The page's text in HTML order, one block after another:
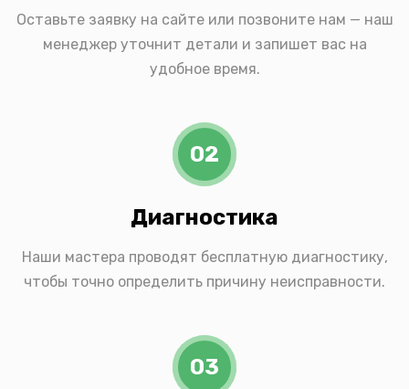
Оставьте заявку на сайте или позвоните нам — наш
менеджер уточнит детали и запишет вас на
удобное время.
02
Диагностика
Наши мастера проводят бесплатную диагностику,
чтобы точно определить причину неисправности.
03